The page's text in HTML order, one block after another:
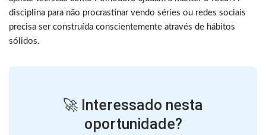
disciplina para não procrastinar vendo séries ou redes sociais
precisa ser construída conscientemente através de hábitos
sólidos.
🚀 Interessado nesta
oportunidade?